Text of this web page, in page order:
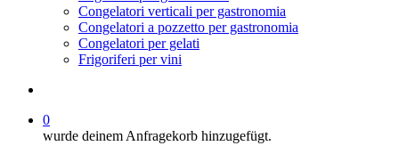
Congelatori verticali per gastronomia
Congelatori a pozzetto per gastronomia
Congelatori per gelati
Frigoriferi per vini
0
wurde deinem Anfragekorb hinzugefügt.